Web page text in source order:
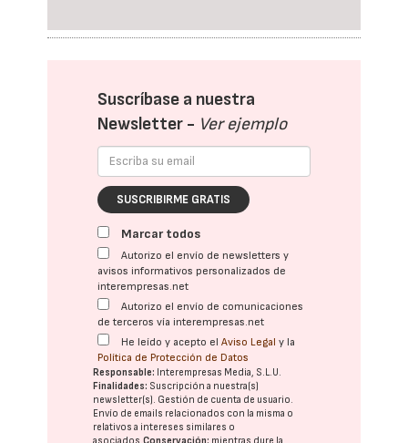
Suscríbase a nuestra
Newsletter - Ver ejemplo
SUSCRIBIRME GRATIS
Marcar todos
Autorizo el envío de newsletters y
avisos informativos personalizados de
interempresas.net
Autorizo el envío de comunicaciones
de terceros vía interempresas.net
He leído y acepto elAviso Legal y la
Política de Protección de Datos
Responsable: Interempresas Media, S.L.U.
Finalidades: Suscripción a nuestra(s)
newsletter(s). Gestión de cuenta de usuario.
Envío de emails relacionados con la misma o
relativos a intereses similares o
asociados.Conservación: mientras dure la